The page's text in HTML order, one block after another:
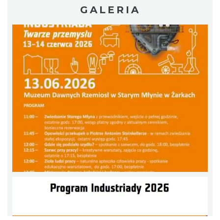
Metal vs Core Zawiercie 2026
Zawiercie
2026-09-05
13.23 km
Juromania na Zamku Olsztyn: 19.09.2026
(sobota)
Olsztyn
2026-09-19
13.73 km
GALERIA